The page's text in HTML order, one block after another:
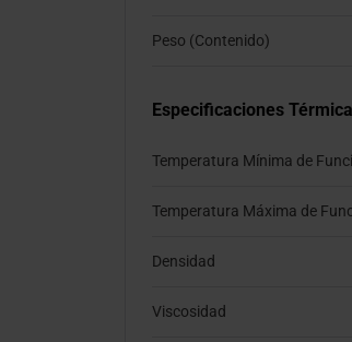
Peso (Contenido)
Especificaciones
Temperatura Mínima de
Temperatura Máxima de
Densidad
Viscosidad